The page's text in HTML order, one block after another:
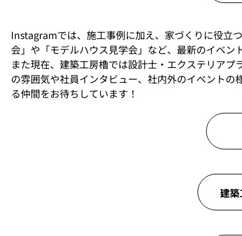
Instagramでは、施工事例に加え、家づくりに役立
会」や「モデルハウス見学会」など、最新のイベン
また現在、建築工房櫓では設計士・エクステリア
の雰囲気や社員インタビュー、社内外のイベント
る仲間をお待ちしています！
建